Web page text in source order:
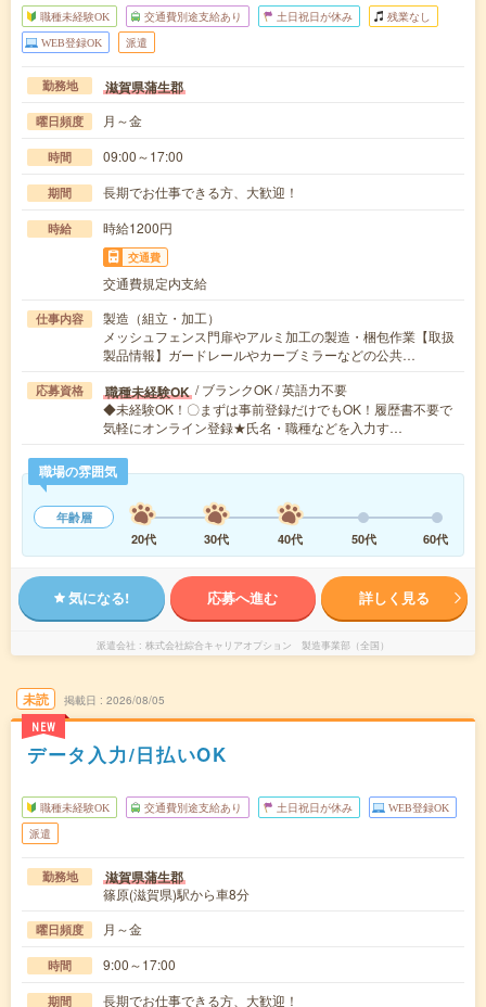
職種未経験OK 交通費別途支給あり 土日祝日が休み 残業なし
WEB登録OK 派遣
勤務地 滋賀県蒲生郡
曜日頻度 月～金
時間 09:00～17:00
期間 長期でお仕事できる方、大歓迎！
時給 時給1200円
交通費
交通費規定内支給
仕事内容
製造（組立・加工）
メッシュフェンス門扉やアルミ加工の製造・梱包作業【取扱
製品情報】ガードレールやカーブミラーなどの公共…
応募資格 職種未経験OK / ブランクOK / 英語力不要
◆未経験OK！〇まずは事前登録だけでもOK！履歴書不要で
気軽にオンライン登録★氏名・職種などを入力す…
職場の雰囲気
年齢層
20代
30代 40代 50代 60代
気になる! 応募へ進む 詳しく見る
派遣会社 株式会社綜合キャリアオプション 製造事業部（全国）
未読
NEW
掲載日 2026/08/05
データ入力/日払いOK
職種未経験OK 交通費別途支給あり 土日祝日が休み WEB登録OK
派遣
勤務地 滋賀県蒲生郡
篠原(滋賀県)駅から車8分
曜日頻度 月～金
時間 9:00～17:00
期間 長期でお仕事できる方、大歓迎！